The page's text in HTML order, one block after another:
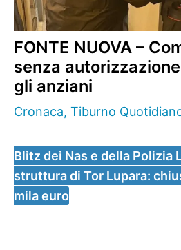
FONTE NUOVA –
senza
gli anziani
Cronaca, Tiburno
Blitz dei Nas e della Polizia
struttura di Tor Lupara:
mila euro